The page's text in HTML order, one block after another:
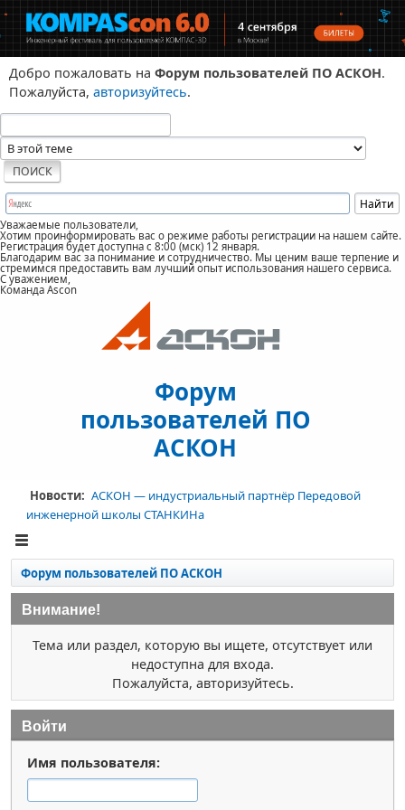
Добро пожаловать на Форум пользователей ПО АСКОН.
Пожалуйста, авторизуйтесь.
Уважаемые пользователи,
Хотим проинформировать вас о режиме работы регистрации на нашем сайте.
Регистрация будет доступна с 8:00 (мск) 12 января.
Благодарим вас за понимание и сотрудничество. Мы ценим ваше терпение и
стремимся предоставить вам лучший опыт использования нашего сервиса.
С уважением,
Команда Ascon
Форум
пользователей ПО
АСКОН
Новости: АСКОН — индустриальный партнёр Передовой
инженерной школы СТАНКИНа
Форум пользователей ПО АСКОН
Внимание!
Тема или раздел, которую вы ищете, отсутствует или
недоступна для входа.
Пожалуйста, авторизуйтесь.
Войти
Имя пользователя: